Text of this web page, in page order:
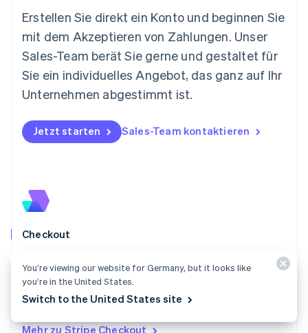
Erstellen Sie direkt ein Konto und beginnen Sie
mit dem Akzeptieren von Zahlungen. Unser
Sales-Team berät Sie gerne und gestaltet für
Sie ein individuelles Angebot, das ganz auf Ihr
Unternehmen abgestimmt ist.
Jetzt starten Sales-Team kontaktieren
Checkout
leiten Sie Ihre Kundschaft auf eine von Stripe
gehostete Seite weiter, um einmalige Zahlungen oder
Abonnements einfach und sicher zu akzeptieren.
Mehr zu Stripe Checkout
Mexiko
Neuseeland
English
Niederlande
Nederlands English
Norwegen
Österreich
DeutschEnglish
Português
Rumänien
Schweden
Schweiz
Français
English 简体中文
You’re viewing our website for Germany, but it looks like
you’re in the United States.
Switch to the United States site